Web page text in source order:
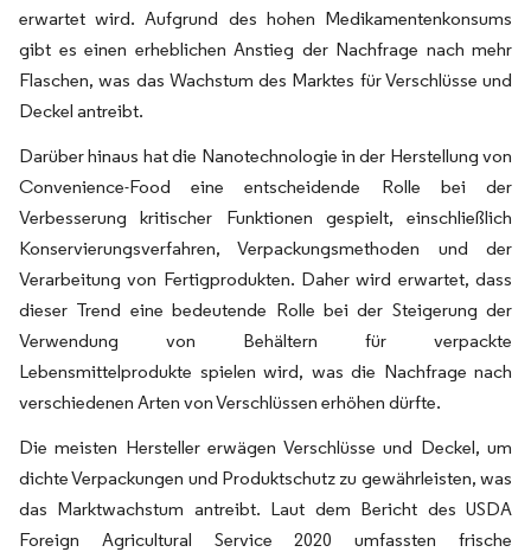
erwartet wird. Aufgrund des hohen Medikamentenkonsums
gibt es einen erheblichen Anstieg der Nachfrage nach mehr
Flaschen, was das Wachstum des Marktes für Verschlüsse und
Deckel antreibt.
Darüber hinaus hat die Nanotechnologie in der Herstellung von
Convenience-Food eine entscheidende Rolle bei der
Verbesserung kritischer Funktionen gespielt, einschließlich
Konservierungsverfahren, Verpackungsmethoden und der
Verarbeitung von Fertigprodukten. Daher wird erwartet, dass
dieser Trend eine bedeutende Rolle bei der Steigerung der
Verwendung von Behältern für verpackte
Lebensmittelprodukte spielen wird, was die Nachfrage nach
verschiedenen Arten von Verschlüssen erhöhen dürfte.
Die meisten Hersteller erwägen Verschlüsse und Deckel, um
dichte Verpackungen und Produktschutz zu gewährleisten, was
das Marktwachstum antreibt. Laut dem Bericht des USDA
Foreign Agricultural Service 2020 umfassten frische